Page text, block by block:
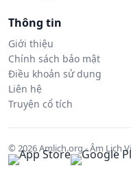
Thông tin
Giới thiệu
Chính sách bảo mật
Điều khoản sử dụng
Liên hệ
Truyện cổ tích
© 2026 Amlich.org - Âm Lịch